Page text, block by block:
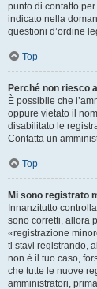
punto di contatto
indicato nella
questioni d’ordine
Top
Perché non riesco
È possibile che
oppure vietato il
disabilitato le
Contatta un
Top
Mi sono registrato
Innanzitutto
sono corretti, allora
«registrazione
ti stavi registrando,
non è il tuo caso,
che tutte le nuove
amministratori,